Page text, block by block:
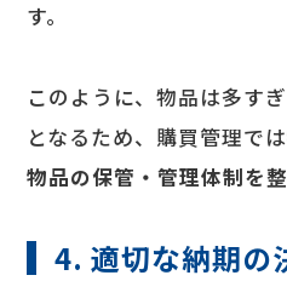
す。
このように、物品は多す
となるため、購買管理では
物品の保管・管理体制を
4. 適切な納期の